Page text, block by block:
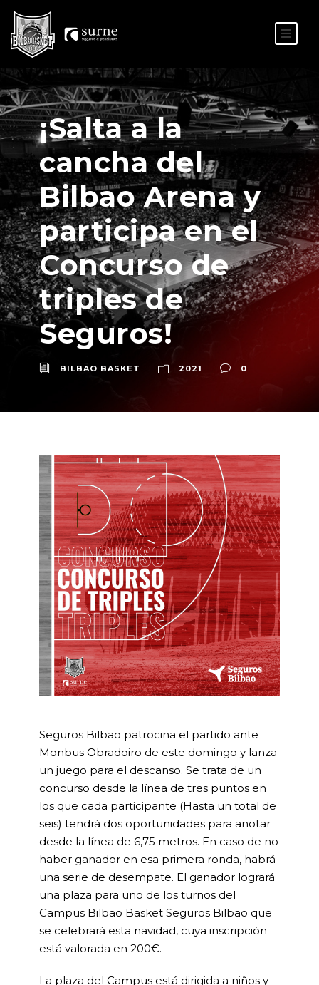
¡Salta a la
cancha del
Bilbao Arena y
participa en el
Concurso de
triples de
Seguros!
BILBAO BASKET 2021 0
Seguros Bilbao patrocina el partido ante
Monbus Obradoiro de este domingo y lanza
un juego para el descanso. Se trata de un
concurso desde la línea de tres puntos en
los que cada participante (Hasta un total de
seis) tendrá dos oportunidades para anotar
desde la línea de 6,75 metros. En caso de no
haber ganador en esa primera ronda, habrá
una serie de desempate. El ganador logrará
una plaza para uno de los turnos del
Campus Bilbao Basket Seguros Bilbao que
se celebrará esta navidad, cuya inscripción
está valorada en 200€.
La plaza del Campus está dirigida a niños y